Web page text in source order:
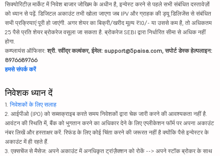
सिक्योरिटीज़ मार्केट में निवेश बाजार जोखिम के अधीन है, इन्वेस्ट करने से पहले सभी संबंधित दस्तावेज़ों
को ध्यान से पढ़ें. डिजिटल अकाउंट तभी खोला जाएगा जब IPV और ग्राहक की ड्यू डिलिजेंस से संबंधित
सभी प्रक्रियाएं पूरी हो जाएंगी. अगर शेयर का बिक्री/खरीद मूल्य ₹10/- या उससे कम है, तो अधिकतम
25 पैसे प्रति शेयर ब्रोकरेज वसूला जा सकता है. ब्रोकरेज SEBI द्वारा निर्धारित सीमा से अधिक नहीं
होगा.
कम्प्लायंस ऑफिसर: श्री. रवींद्र कल्वंकर, ईमेल: support@5paisa.com, सपोर्ट डेस्क हेल्पलाइन:
8976689766
हमसे संपर्क करें
निवेशक ध्यान दें
1. निवेशकों के लिए सलाह
2. आईपीओ (IPO) को सब्सक्राइब करते समय निवेशकों द्वारा चेक जारी करने की आवश्यकता नहीं है.
आवंटन की स्थिति में, बैंक को भुगतान करने का अधिकार देने के लिए एप्लीकेशन फॉर्म पर अपना अकाउंट
नंबर लिखें और हस्ताक्षर करें. रिफंड के लिए कोई चिंता करने की जरूरत नहीं है क्योंकि पैसे इन्वेस्टर के
अकाउंट में ही रहते हैं.
3. एक्सचेंज से मैसेज: अपने अकाउंट में अनधिकृत ट्रांज़ैक्शन को रोकें --> अपने स्टॉक ब्रोकर के साथ